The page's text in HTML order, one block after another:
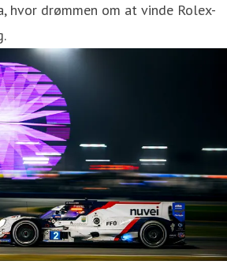
hvor drømmen om at vinde Rolex-